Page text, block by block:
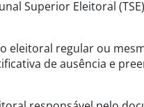
Superior Eleitoral
eleitoral regular ou
de ausência e